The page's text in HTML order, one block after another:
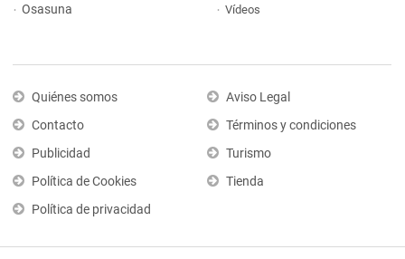
Osasuna
Vídeos
Quiénes somos
Contacto
Publicidad
Política de Cookies
Política de privacidad
Aviso Legal
Términos y condiciones
Turismo
Tienda